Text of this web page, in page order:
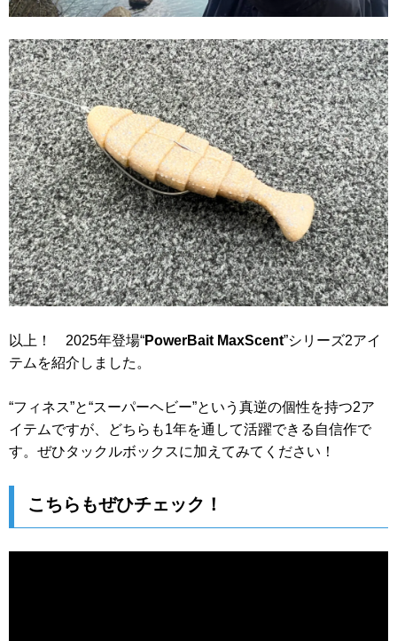
以上！ 2025年登場“PowerBait MaxScent”シリーズ2アイ
テムを紹介しました。
“フィネス”と“スーパーヘビー”という真逆の個性を持つ2ア
イテムですが、どちらも1年を通して活躍できる自信作で
す。ぜひタックルボックスに加えてみてください！
こちらもぜひチェック！